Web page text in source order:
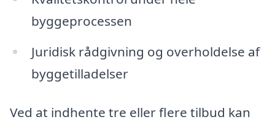
byggeprocessen
Juridisk rådgivning og overholdelse af
byggetilladelser
Ved at indhente tre eller flere tilbud kan